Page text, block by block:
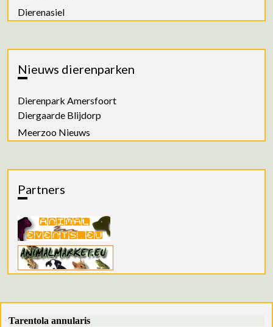
Dierenasiel
Nieuws dierenparken
Dierenpark Amersfoort
Diergaarde Blijdorp
Meerzoo Nieuws
Partners
Tarentola annularis